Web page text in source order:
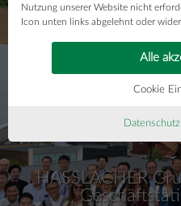
HASSLACHER
Nutzung unserer Website nicht
Icon unten links abgelehnt oder
Cookie
Alle
Datenschutz